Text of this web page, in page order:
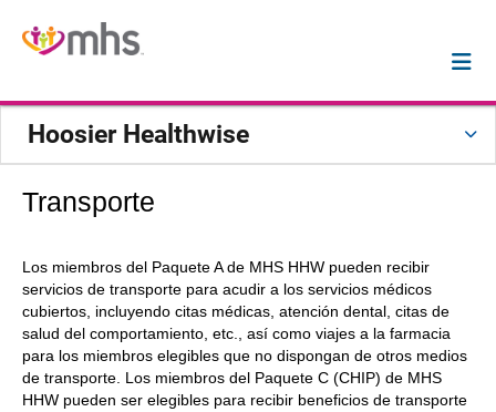
Hoosier Healthwise
Transporte
Los miembros del Paquete A de MHS HHW pueden recibir
servicios de transporte para acudir a los servicios médicos
cubiertos, incluyendo citas médicas, atención dental, citas de
salud del comportamiento, etc., así como viajes a la farmacia
para los miembros elegibles que no dispongan de otros medios
de transporte. Los miembros del Paquete C (CHIP) de MHS
HHW pueden ser elegibles para recibir beneficios de transporte